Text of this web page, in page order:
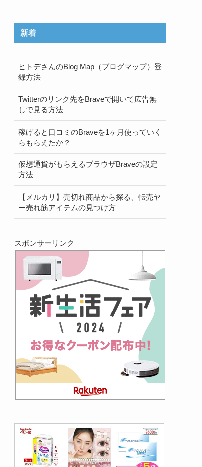
新着
ヒトデさんのBlog Map（ブログマップ）登
録方法
Twitterのリンク先をBraveで開いて広告無
しで見る方法
稼げると口コミのBraveを1ヶ月使っていく
らもらえたか？
仮想通貨がもらえるブラウザBraveの設定
方法
【メルカリ】売切れ商品から探る、転売ヤ
ー売れ筋アイテムの見つけ方
スポンサーリンク